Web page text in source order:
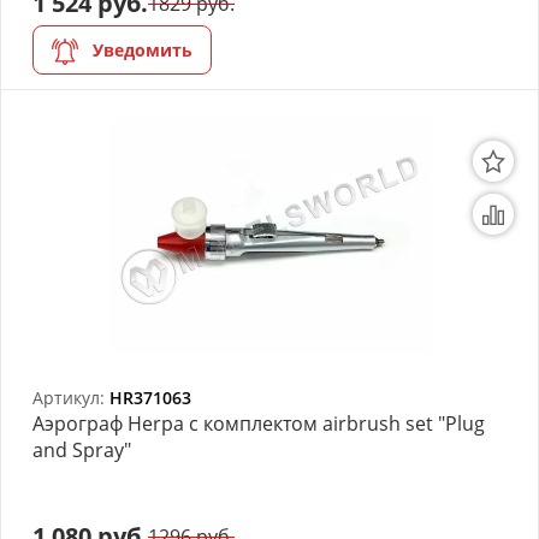
АРХИВ
Уведомить
Артикул: HR371063
Аэрограф Herpa с комплектом airbrush set "Plug
and Spray"